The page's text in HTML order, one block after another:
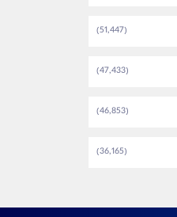
(51,447)
(47,433)
(46,853)
(36,165)